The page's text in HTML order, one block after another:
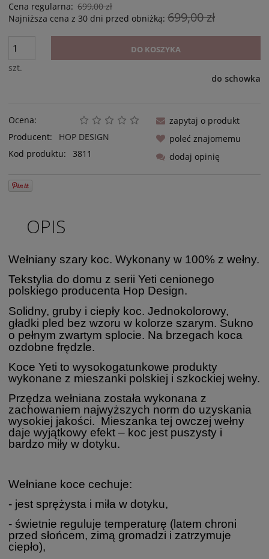
Cena regularna: 699,00 zł
Najniższa cena z 30 dni przed obniżką: 699,00 zł
szt.
DO KOSZYKA
do schowka
Ocena:
Producent:
HOP DESIGN
Kod produktu:
3811
zapytaj o produkt
poleć znajomemu
dodaj opinię
OPIS
Wełniany szary koc. Wykonany w 100% z wełny.
Tekstylia do domu z serii Yeti cenionego
polskiego producenta Hop Design.
Solidny, gruby i ciepły koc. Jednokolorowy,
gładki pled bez wzoru w kolorze szarym. Sukno
o pełnym zwartym splocie. Na brzegach koca
ozdobne frędzle.
Koce Yeti to wysokogatunkowe produkty
wykonane z mieszanki polskiej i szkockiej wełny.
Przędza wełniana została wykonana z
zachowaniem najwyższych norm do uzyskania
wysokiej jakości. Mieszanka tej owczej wełny
daje wyjątkowy efekt – koc jest puszysty i
bardzo miły w dotyku.
Wełniane koce cechuje:
- jest sprężysta i miła w dotyku,
- świetnie reguluje temperaturę (latem chroni
przed słońcem, zimą gromadzi i zatrzymuje
ciepło),